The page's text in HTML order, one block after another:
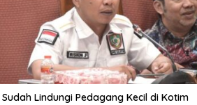
Lindungi Pedagang Kecil di Kotim